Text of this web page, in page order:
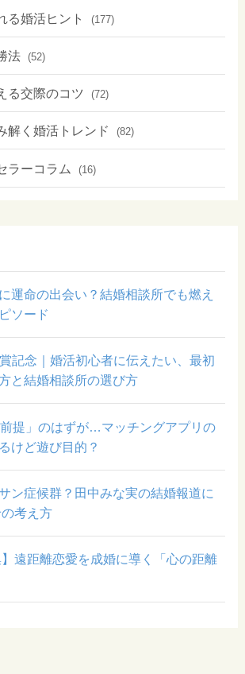
る婚活ヒント (177)
法 (52)
る交際のコツ (72)
解く婚活トレンド (82)
ラーコラム (16)
運命の出会い？結婚相談所でも燃え
ソード
記念｜婚活初心者に伝えたい、最初
と結婚相談所の選び方
提」のはずが…マッチングアプリの
けど遊び目的？
ン症候群？田中みな実の結婚報道に
考え方
】遠距離恋愛を成婚に導く「心の距離